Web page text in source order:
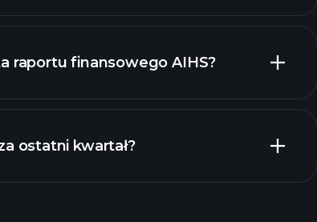
AIHS
raportu finansowego AIHS?
ostatni kwartał?